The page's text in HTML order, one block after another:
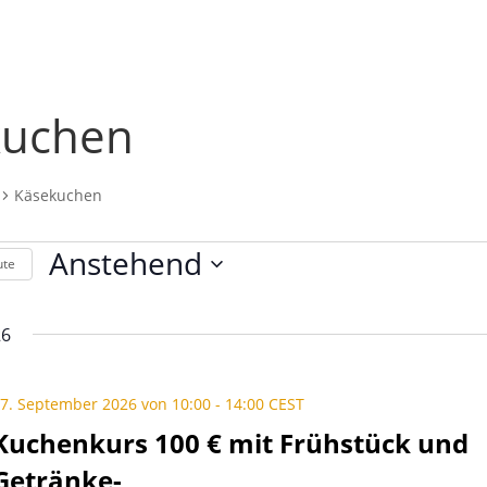
Käsekuchen
Anstehend
100 € mit Frühstück und
September 2026 von 10:00- 14:00 CEST